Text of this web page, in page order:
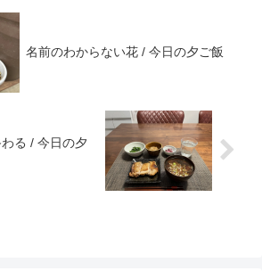
名前のわからない花 / 今日の夕ご飯
る / 今日の夕